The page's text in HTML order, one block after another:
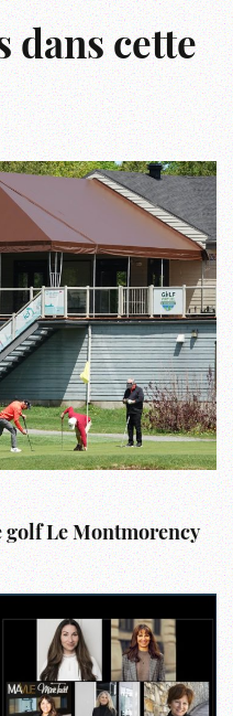
dans cette
golf Le Montmorency